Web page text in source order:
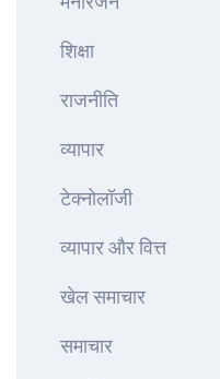
शिक्षा
राजनीति
व्यापार
टेक्नोलॉजी
व्यापार और वित्त
खेल समाचार
समाचार